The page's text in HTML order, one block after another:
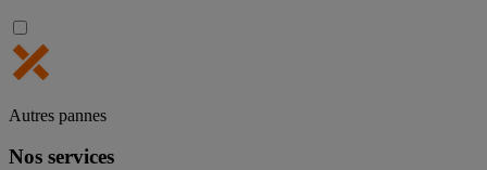
Autres pannes
Nos services